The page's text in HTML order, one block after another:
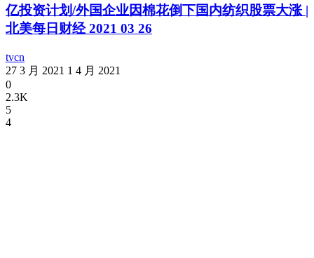
亿投资计划/外国企业因棉花倒下国内纺织股票大涨 |
北美每日财经 2021 03 26
tvcn
27 3 月 2021 1 4 月 2021
0
2.3K
5
4